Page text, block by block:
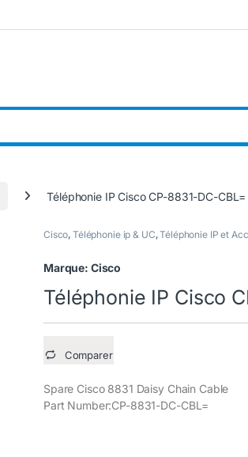
Téléphonie IP Cisco CP-8831-DC-CBL=
Cisco,Téléphonie ip & UC,Téléphonie IP et
Marque: Cisco
Téléphonie IP Cisco
Comparer
Spare Cisco 8831 Daisy Chain Cable
Part Number:CP-8831-DC-CBL=